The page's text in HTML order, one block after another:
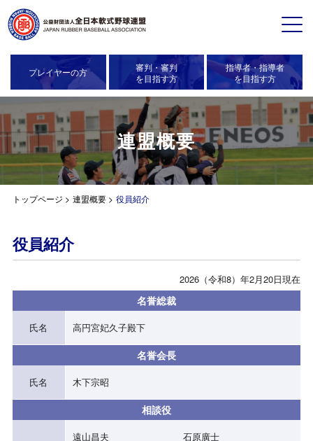
プレイヤーの方
審判・審判
を目指す方
指導者・指導者
を目指す方
連盟概要
トップページ > 連盟概要 > 役員紹介
役員紹介
2026（令和8）年2月20日現在
名誉総裁
氏名 高円宮妃久子殿下
名誉会長
氏名 木下宗昭
相談役
遠山昌夫
石原廣士